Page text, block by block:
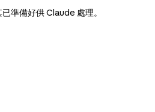
準備好供 Claude 處理。